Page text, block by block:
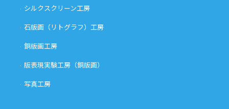
シルクスクリーン工房
石版画（リトグラフ）工房
銅版画工房
版表現実験工房（銅版画）
写真工房